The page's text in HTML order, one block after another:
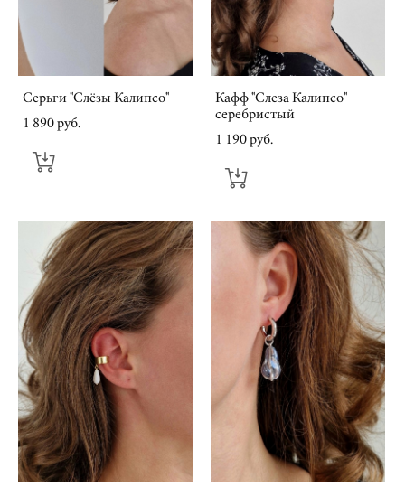
Серьги "Слёзы Калипсо"
1 890 pуб.
Кафф "Слеза Калипсо"
серебристый
1 190 pуб.